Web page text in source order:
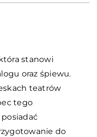
stanowi
oraz śpiewu.
teatrów
tego
do